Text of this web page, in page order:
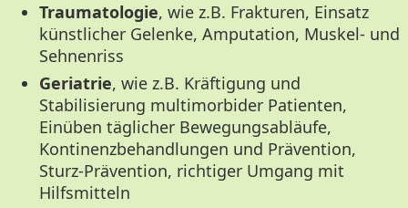
Traumatologie, wie z.B. Frakturen, Einsatz
künstlicher Gelenke, Amputation, Muskel- und
Sehnenriss
Geriatrie, wie z.B. Kräftigung und
Stabilisierung multimorbider Patienten,
Einüben täglicher Bewegungsabläufe,
Kontinenzbehandlungen und Prävention,
Sturz-Prävention, richtiger Umgang mit
Hilfsmitteln